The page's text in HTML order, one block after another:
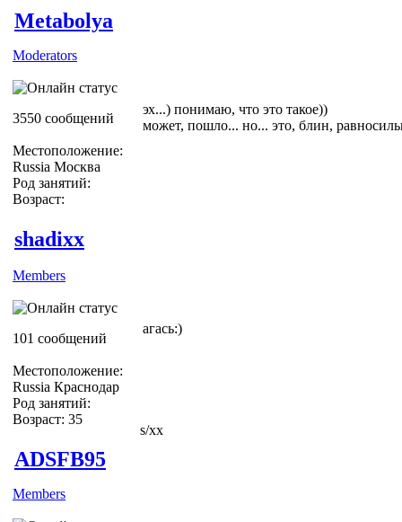
Metabolya
Moderators
3550 сообщений
Местоположение:
Russia Москва
Род занятий:
Возраст:
эх...) понимаю, что это такое))
может, пошло... но... это, блин,
shadixx
Members
101 сообщений
Местоположение:
Russia Краснодар
Род занятий:
Возраст: 35
агась:)
s/xx
ADSFB95
Members